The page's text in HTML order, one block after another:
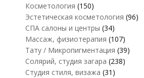
Косметология (150)
Эстетическая косметология (96)
СПА салоны и центры (34)
Массаж, физиотерапия (107)
Тату / Микропигментация (39)
Солярий, студия загара (238)
Студия стиля, визажа (31)